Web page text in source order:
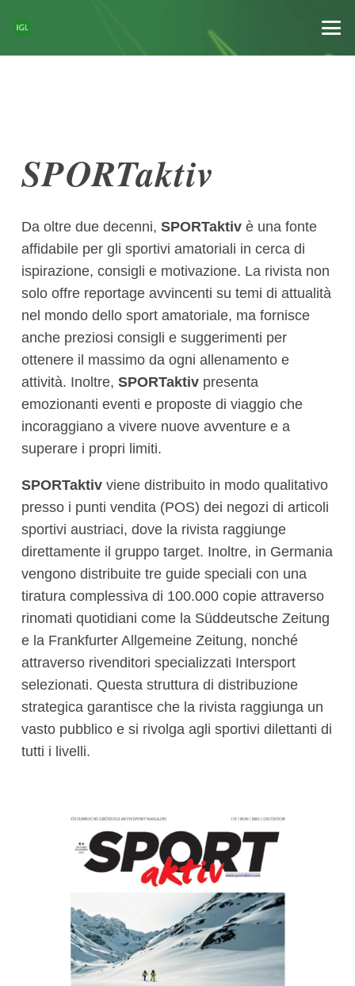
SPORTaktiv
Da oltre due decenni, SPORTaktiv è una fonte
affidabile per gli sportivi amatoriali in cerca di
ispirazione, consigli e motivazione. La rivista non
solo offre reportage avvincenti su temi di attualità
nel mondo dello sport amatoriale, ma fornisce
anche preziosi consigli e suggerimenti per
ottenere il massimo da ogni allenamento e
attività. Inoltre, SPORTaktiv presenta
emozionanti eventi e proposte di viaggio che
incoraggiano a vivere nuove avventure e a
superare i propri limiti.
SPORTaktiv viene distribuito in modo qualitativo
presso i punti vendita (POS) dei negozi di articoli
sportivi austriaci, dove la rivista raggiunge
direttamente il gruppo target. Inoltre, in Germania
vengono distribuite tre guide speciali con una
tiratura complessiva di 100.000 copie attraverso
rinomati quotidiani come la Süddeutsche Zeitung
e la Frankfurter Allgemeine Zeitung, nonché
attraverso rivenditori specializzati Intersport
selezionati. Questa struttura di distribuzione
strategica garantisce che la rivista raggiunga un
vasto pubblico e si rivolga agli sportivi dilettanti di
tutti i livelli.